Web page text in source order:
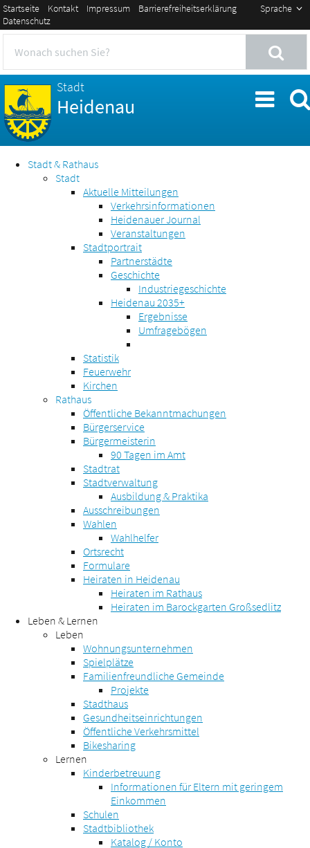
Sprache
Startseite Kontakt Impressum
Barrierefreiheitserklärung
Datenschutz
Stadt
Heidenau
Stadt & Rathaus
Stadt
Aktuelle Mitteilungen
Verkehrsinformationen
Heidenauer Journal
Veranstaltungen
Stadtportrait
Partnerstädte
Geschichte
Industriegeschichte
Heidenau 2035+
Ergebnisse
Umfragebögen
Statistik
Feuerwehr
Kirchen
Rathaus
Öffentliche Bekanntmachungen
Bürgerservice
Bürgermeisterin
90 Tagen im Amt
Stadtrat
Stadtverwaltung
Ausbildung & Praktika
Ausschreibungen
Wahlen
Wahlhelfer
Ortsrecht
Formulare
Heiraten in Heidenau
Heiraten im Rathaus
Heiraten im Barockgarten Großsedlitz
Leben & Lernen
Leben
Wohnungsunternehmen
Spielplätze
Familienfreundliche Gemeinde
Projekte
Stadthaus
Gesundheitseinrichtungen
Öffentliche Verkehrsmittel
Bikesharing
Lernen
Kinderbetreuung
Informationen für Eltern mit geringem
Einkommen
Schulen
Stadtbibliothek
Katalog / Konto